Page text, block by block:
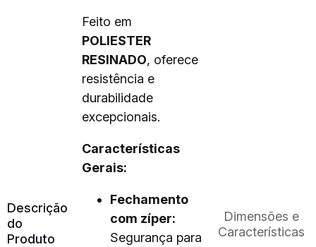
Descrição
do
Produto
Feito em
POLIESTER
RESINADO, oferece
resistência e
durabilidade
excepcionais.
Características
Gerais:
Fechamento
com zíper:
Segurança para
Dimensões e
Características